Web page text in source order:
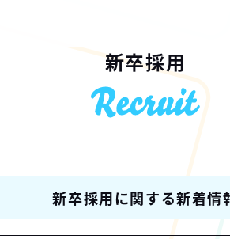
新卒採用
新卒採用に関する新着情